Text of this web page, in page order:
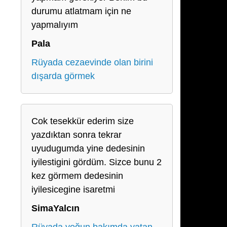
durumu atlatmam için ne
yapmalıyım
Pala
Rüyada cezaevinde olan birini
dışarda görmek
Cok tesekkür ederim size
yazdıktan sonra tekrar
uyudugumda yine dedesinin
iyilestigini gördüm. Sizce bunu 2
kez görmem dedesinin
iyilesicegine isaretmi
SimaYalcın